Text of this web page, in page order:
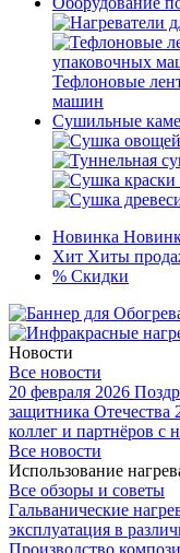
Тефлоновые
машин
Сушильные
Новинка
Хит Хиты
% Скидки
Новости
Все новости
20 февраля 2026
защитника Отечества
коллег и партнёров с
Все новости
Использование
Все обзоры и советы
Гальванические
эксплуатация в
Производство